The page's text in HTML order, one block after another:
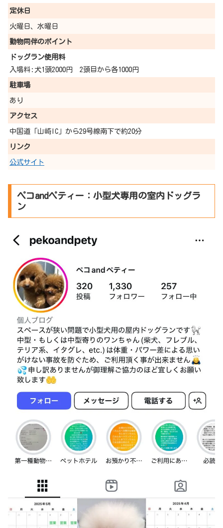
定休日
火曜日、水曜日
動物同伴のポイント
ドッグラン使用料
入場料:犬1頭2000円 2頭目から各1000円
駐車場
あり
アクセス
中国道「山崎IC」から29号線南下で約20分
リンク
公式サイト
ペコandペティー：小型犬専用の室内ドッグラ
ン